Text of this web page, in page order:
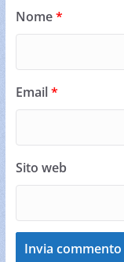
Nome*
Email*
Sito web